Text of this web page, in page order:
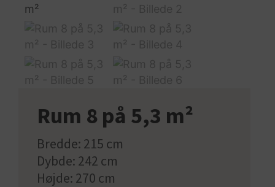
Rum 8 på 5,3 m²
Bredde: 215 cm
Dybde: 242 cm
Højde: 270 cm